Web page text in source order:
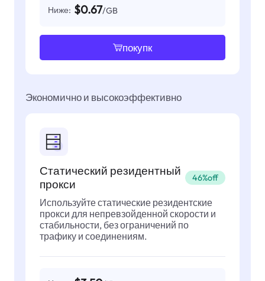
Ниже: $0.67/GB
покупк
Экономично и высокоэффективно
Статический резидентный
прокси
46%off
Используйте статические резидентские
прокси для непревзойденной скорости и
стабильности, без ограничений по
трафику и соединениям.